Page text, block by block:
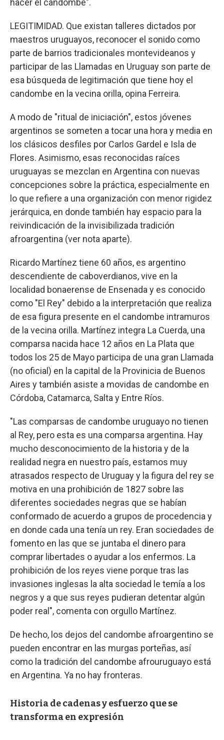
hacer el candombe".
LEGITIMIDAD. Que existan talleres dictados por
maestros uruguayos, reconocer el sonido como
parte de barrios tradicionales montevideanos y
participar de las Llamadas en Uruguay son parte de
esa búsqueda de legitimación que tiene hoy el
candombe en la vecina orilla, opina Ferreira.
A modo de "ritual de iniciación", estos jóvenes
argentinos se someten a tocar una hora y media en
los clásicos desfiles por Carlos Gardel e Isla de
Flores. Asimismo, esas reconocidas raíces
uruguayas se mezclan en Argentina con nuevas
concepciones sobre la práctica, especialmente en
lo que refiere a una organización con menor rigidez
jerárquica, en donde también hay espacio para la
reivindicación de la invisibilizada tradición
afroargentina (ver nota aparte).
Ricardo Martínez tiene 60 años, es argentino
descendiente de caboverdianos, vive en la
localidad bonaerense de Ensenada y es conocido
como "El Rey" debido a la interpretación que realiza
de esa figura presente en el candombe intramuros
de la vecina orilla. Martínez integra La Cuerda, una
comparsa nacida hace 12 años en La Plata que
todos los 25 de Mayo participa de una gran Llamada
(no oficial) en la capital de la Provinicia de Buenos
Aires y también asiste a movidas de candombe en
Córdoba, Catamarca, Salta y Entre Ríos.
"Las comparsas de candombe uruguayo no tienen
al Rey, pero esta es una comparsa argentina. Hay
mucho desconocimiento de la historia y de la
realidad negra en nuestro país, estamos muy
atrasados respecto de Uruguay y la figura del rey se
motiva en una prohibición de 1827 sobre las
diferentes sociedades negras que se habían
conformado de acuerdo a grupos de procedencia y
en donde cada una tenía un rey. Eran sociedades de
fomento en las que se juntaba el dinero para
comprar libertades o ayudar a los enfermos. La
prohibición de los reyes viene porque tras las
invasiones inglesas la alta sociedad le temía a los
negros y a que sus reyes pudieran detentar algún
poder real", comenta con orgullo Martínez.
De hecho, los dejos del candombe afroargentino se
pueden encontrar en las murgas porteñas, así
como la tradición del candombe afrouruguayo está
en Argentina. Ya no hay fronteras.
Historia de cadenas y esfuerzo que se
transforma en expresión